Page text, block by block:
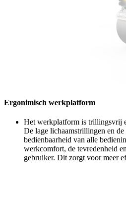
Ergonimisch werkplatform
Het werkplatform is trillingsvrij
De lage lichaamstrillingen en
bedienbaarheid van alle
werkcomfort, de tevredenheid
gebruiker. Dit zorgt voor meer